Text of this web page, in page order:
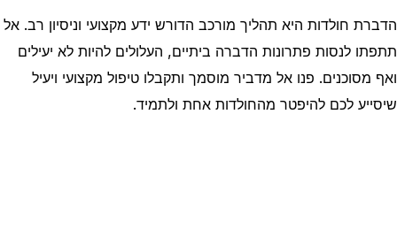
הדברת חולדות היא תהליך מורכב הדורש ידע מקצועי וניסיון רב. אל
תתפתו לנסות פתרונות הדברה ביתיים, העלולים להיות לא יעילים
ואף מסוכנים. פנו אל מדביר מוסמך ותקבלו טיפול מקצועי ויעיל
שיסייע לכם להיפטר מהחולדות אחת ולתמיד.